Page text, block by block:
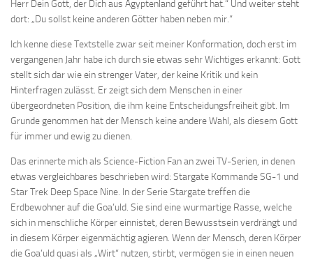
Herr Dein Gott, der Dich aus Ägyptenland geführt hat.“ Und weiter steht
dort: „Du sollst keine anderen Götter haben neben mir.“
Ich kenne diese Textstelle zwar seit meiner Konformation, doch erst im
vergangenen Jahr habe ich durch sie etwas sehr Wichtiges erkannt: Gott
stellt sich dar wie ein strenger Vater, der keine Kritik und kein
Hinterfragen zulässt. Er zeigt sich dem Menschen in einer
übergeordneten Position, die ihm keine Entscheidungsfreiheit gibt. Im
Grunde genommen hat der Mensch keine andere Wahl, als diesem Gott
für immer und ewig zu dienen.
Das erinnerte mich als Science-Fiction Fan an zwei TV-Serien, in denen
etwas vergleichbares beschrieben wird: Stargate Kommande SG-1 und
Star Trek Deep Space Nine. In der Serie Stargate treffen die
Erdbewohner auf die Goa’uld. Sie sind eine wurmartige Rasse, welche
sich in menschliche Körper einnistet, deren Bewusstsein verdrängt und
in diesem Körper eigenmächtig agieren. Wenn der Mensch, deren Körper
die Goa’uld quasi als „Wirt“ nutzen, stirbt, vermögen sie in einen neuen